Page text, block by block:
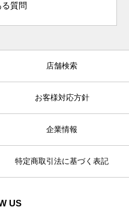
質問
店舗検索
お客様対応方針
企業情報
特定商取引法に基づく表記
US